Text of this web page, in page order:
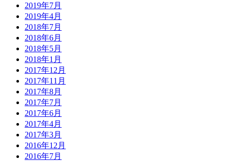
2019年7月
2019年4月
2018年7月
2018年6月
2018年5月
2018年1月
2017年12月
2017年11月
2017年8月
2017年7月
2017年6月
2017年4月
2017年3月
2016年12月
2016年7月